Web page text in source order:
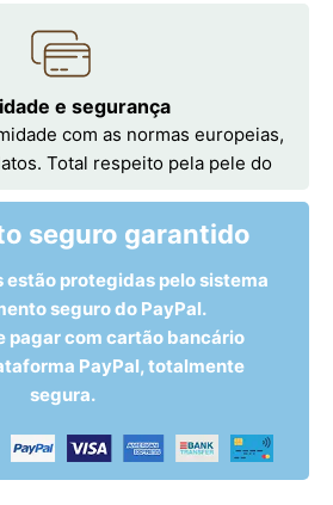
e segurança
com as normas europeias,
Total respeito pela pele do
seguro garantido
estão protegidas pelo sistema
seguro do PayPal.
pagar com cartão bancário
PayPal, totalmente
segura.